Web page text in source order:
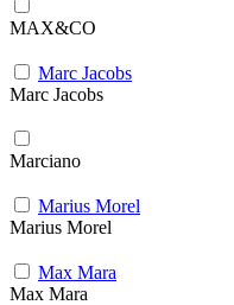
MAX&CO
Marc Jacobs
Marc Jacobs
Marciano
Marius Morel
Marius Morel
Max Mara
Max Mara